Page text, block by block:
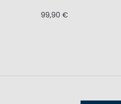
99,90 €